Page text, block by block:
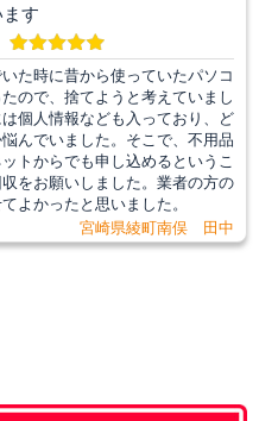
す
た時に昔から使っていたパソコ
ので、捨てようと考えていまし
個人情報なども入っており、ど
んでいました。そこで、不用品
トからでも申し込めるというこ
をお願いしました。業者の方の
よかったと思いました。
宮崎県綾町南俣 田中